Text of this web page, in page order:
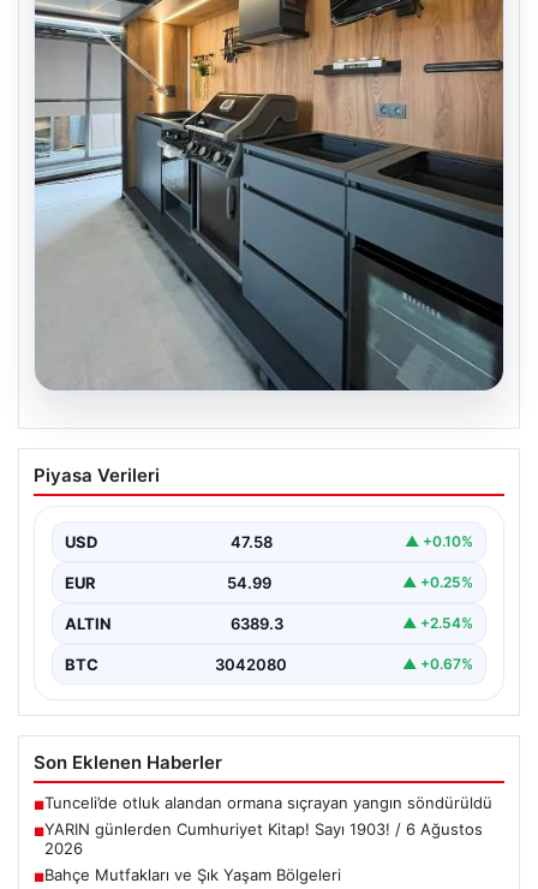
Bahçe Mutfakları ve Şık Yaşam
Bölgeleri
yaşamaktadır. Baştan başa özel evlerde ikamet eden…
Piyasa Verileri
USD 47.58 ▲ +0.10%
EUR 54.99 ▲ +0.25%
ALTIN 6389.3 ▲ +2.54%
BTC 3042080 ▲ +0.67%
Son Eklenen Haberler
■Tunceli’de otluk alandan ormana sıçrayan yangın söndürüldü
■YARIN günlerden Cumhuriyet Kitap! Sayı 1903! / 6 Ağustos
2026
■Bahçe Mutfakları ve Şık Yaşam Bölgeleri